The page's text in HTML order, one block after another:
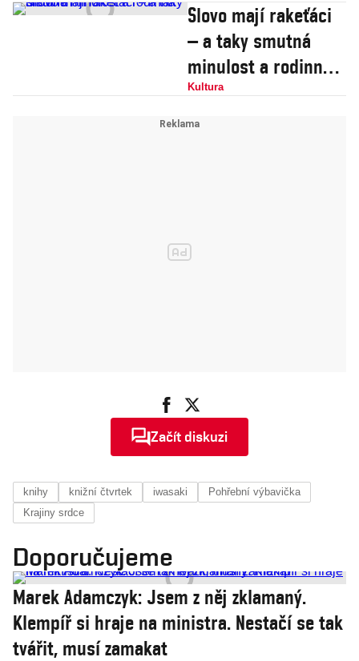
Slovo mají rakeťáci
– a taky smutná
minulost a rodinná
historie
Kultura
Začít diskuzi
knihy knižní čtvrtek iwasaki
Pohřební výbavička
Krajiny srdce
Doporučujeme
Marek Adamczyk: Jsem z něj zklamaný.
Klempíř si hraje na ministra. Nestačí se tak
tvářit, musí zamakat